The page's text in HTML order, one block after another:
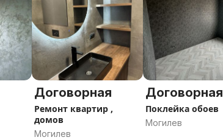
Договорная
Ремонт квартир ,
домов
Могилев
Договорная
Поклейка обоев
Могилев